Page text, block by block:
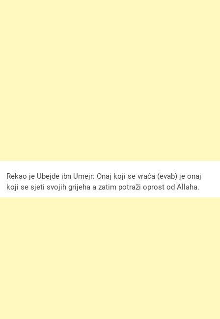
Rekao je Ubejde ibn Umejr: Onaj koji se vraća (evab) je onaj
koji se sjeti svojih grijeha a zatim potraži oprost od Allaha.